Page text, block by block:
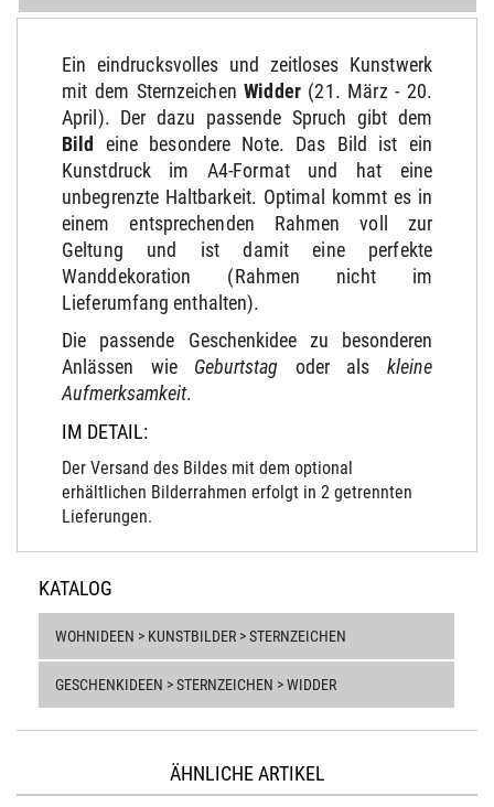
Ein eindrucksvolles und zeitloses Kunstwerk
mit dem SternzeichenWidder(21. März - 20.
April). Der dazu passende Spruch gibt dem
Bild
eine besondere Note. Das Bild ist ein
Kunstdruck im A4-Format und hat eine
unbegrenzte Haltbarkeit. Optimal kommt es in
einem entsprechenden Rahmen voll zur
Geltung und ist damit eine perfekte
Wanddekoration (Rahmen nicht im
Lieferumfang enthalten).
Die passende Geschenkidee zu besonderen
Anlässen wie Geburtstag oder alskleine
Aufmerksamkeit.
IM DETAIL:
Der Versand des Bildes mit dem optional
erhältlichen Bilderrahmen erfolgt in 2 getrennten
Lieferungen.
KATALOG
WOHNIDEEN > KUNSTBILDER > STERNZEICHEN
GESCHENKIDEEN > STERNZEICHEN > WIDDER
ÄHNLICHE ARTIKEL